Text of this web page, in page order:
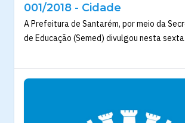
001/2018 - Cidade
A Prefeitura de Santarém, por meio da
de Educação (Semed) divulgou nesta